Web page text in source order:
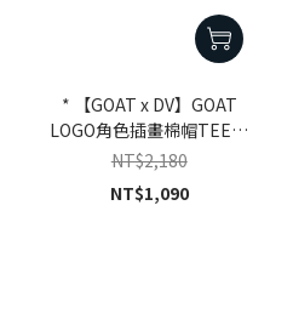
* 【GOAT x DV】GOAT
LOGO角色插畫棉帽TEE｜
灰
NT$2,180
NT$1,090